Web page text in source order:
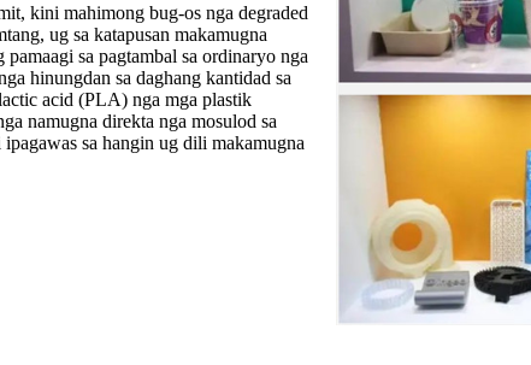
kini mahimong bug-os nga degraded
ug sa katapusan makamugna
sa pagtambal sa ordinaryo nga
hinungdan sa daghang kantidad sa
acid (PLA) nga mga plastik
namugna direkta nga mosulod sa
sa hangin ug dili makamugna